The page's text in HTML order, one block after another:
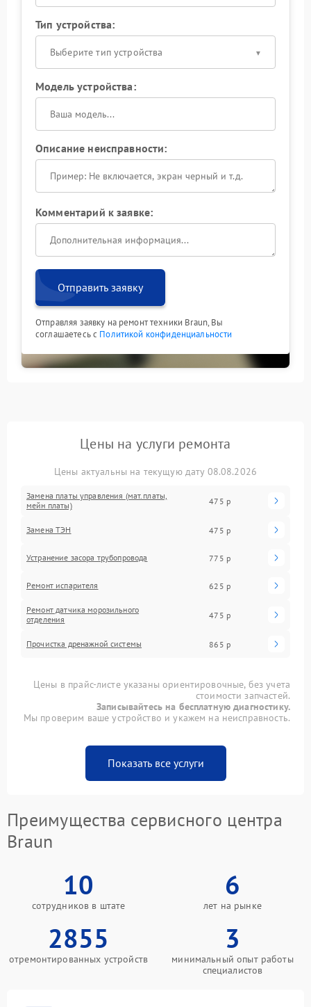
Тип устройства:
Выберите тип устройства
Модель устройства:
Описание неисправности:
Комментарий к заявке:
Отправить заявку
Отправляя заявку на ремонт техники Braun, Вы
соглашаетесь с Политикой конфиденциальности
Цены на услуги ремонта
Цены актуальны на текущую дату 08.08.2026
Замена платы управления (мат.платы,
мейн платы)
475 р
Замена ТЭН 475 р
Устранение засора трубопровода 775 р
Ремонт испарителя 625 р
Ремонт датчика морозильного
отделения
475 р
Прочистка дренажной системы 865 р
Цены в прайс-листе указаны ориентировочные, без учета
стоимости запчастей.
Записывайтесь на бесплатную диагностику.
Мы проверим ваше устройство и укажем на неисправность.
Показать все услуги
Преимущества сервисного центра
Braun
10
сотрудников в штате
6
лет на рынке
2855
отремонтированных устройств
3
минимальный опыт работы
специалистов